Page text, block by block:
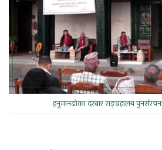
हनुमानढोका दरबार सङ्ग्रहालय